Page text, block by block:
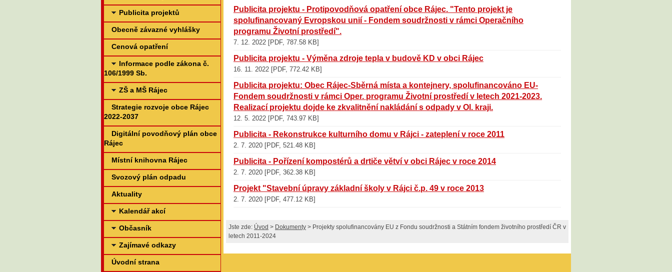
Publicita projektů
Obecně závazné vyhlášky
Cenová opatření
Informace podle zákona č.
106/1999 Sb.
ZŠ a MŠ Rájec
Strategie rozvoje obce Rájec
2022-2037
Digitální povodňový plán obce
Rájec
Místní knihovna Rájec
Svozový plán odpadu
Aktuality
Kalendář akcí
Občasník
Zajímavé odkazy
Úvodní strana
Publicita projektu - Protipovodňová opatření obce Rájec. "Tento projekt je
spolufinancovaný Evropskou unií - Fondem soudržnosti v rámci Operačního
programu Životní prostředí".
7. 12. 2022 [PDF, 787.58 KB]
Publicita projektu - Výměna zdroje tepla v budově KD v obci Rájec
16. 11. 2022 [PDF, 772.42 KB]
Publicita projektu: Obec Rájec-Sběrná místa a kontejnery, spolufinancováno EU-
Fondem soudržnosti v rámci Oper. programu Životní prostředí v letech 2021-2023.
Realizací projektu dojde ke zkvalitnění nakládání s odpady v Ol. kraji.
12. 5. 2022 [PDF, 743.97 KB]
Publicita - Rekonstrukce kulturního domu v Rájci - zateplení v roce 2011
2. 7. 2020 [PDF, 521.48 KB]
Publicita - Pořízení kompostérů a drtiče větví v obci Rájec v roce 2014
2. 7. 2020 [PDF, 362.38 KB]
Projekt "Stavební úpravy základní školy v Rájci č.p. 49 v roce 2013
2. 7. 2020 [PDF, 477.12 KB]
Jste zde: Úvod > Dokumenty > Projekty spolufinancovány EU z Fondu soudržnosti a Státním fondem životního prostředí ČR v
letech 2011-2024